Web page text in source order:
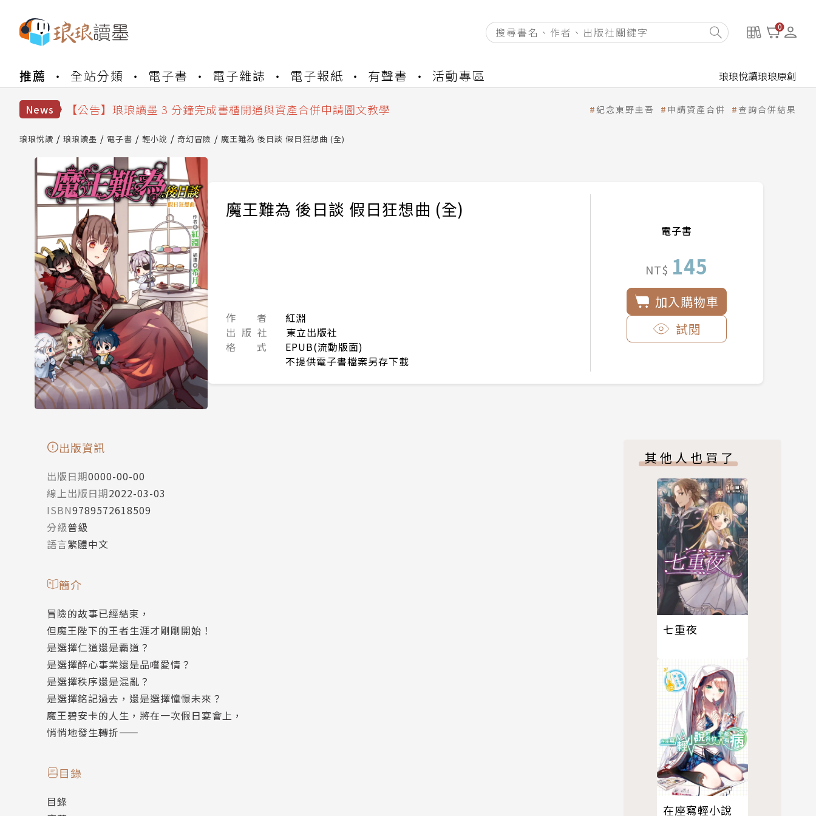
0
推薦 全站分類 電子書 電子雜誌 電子報紙 有聲書 活動專區 琅琅悅讀琅琅原創
News
【公告】琅琅讀墨數位閱讀資產合併與書櫃開通申請
【公告】琅琅讀墨 3 分鐘完成書櫃開通與資產合併申請圖文教學
【公告】琅琅讀墨數位閱讀資產合併與書櫃開通申請
紀念東野圭吾 申請資產合併 查詢合併結果
琅琅悅讀 琅琅讀墨 電子書 輕小說 奇幻冒險 魔王難為 後日談 假日狂想曲 (全)
魔王難為 後日談 假日狂想曲 (全)
作 者
紅淵
出 版 社
東立出版社
格 式
EPUB(流動版面)
不提供電子書檔案另存下載
電子書
NT$ 145
加入購物車
試閱
出版資訊
出版日期0000-00-00
線上出版日期2022-03-03
ISBN9789572618509
分級普級
語言繁體中文
簡介
冒險的故事已經結束，
但魔王陛下的王者生涯才剛剛開始！
是選擇仁道還是霸道？
是選擇醉心事業還是品嚐愛情？
是選擇秩序還是混亂？
是選擇銘記過去，還是選擇憧憬未來？
魔王碧安卡的人生，將在一次假日宴會上，
悄悄地發生轉折——
目錄
目錄
其他人也買了
七重夜
在座寫輕小說